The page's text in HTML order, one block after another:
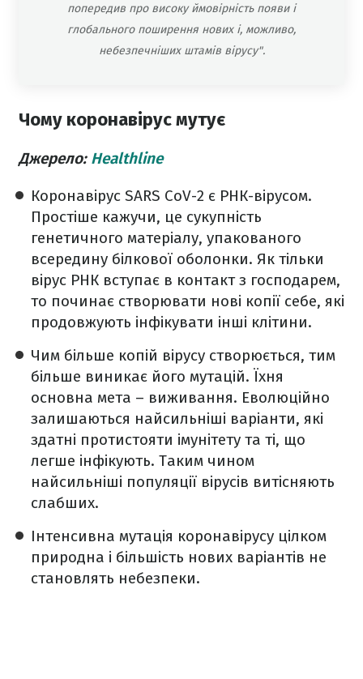
попередив про високу ймовірність появи і
глобального поширення нових і, можливо,
небезпечніших штамів вірусу".
Чому коронавірус мутує
Джерело: Healthline
Коронавірус SARS CoV-2 є РНК-вірусом.
Простіше кажучи, це сукупність
генетичного матеріалу, упакованого
всередину білкової оболонки. Як тільки
вірус РНК вступає в контакт з господарем,
то починає створювати нові копії себе, які
продовжують інфікувати інші клітини.
Чим більше копій вірусу створюється, тим
більше виникає його мутацій. Їхня
основна мета – виживання. Еволюційно
залишаються найсильніші варіанти, які
здатні протистояти імунітету та ті, що
легше інфікують. Таким чином
найсильніші популяції вірусів витісняють
слабших.
Інтенсивна мутація коронавірусу цілком
природна і більшість нових варіантів не
становлять небезпеки.